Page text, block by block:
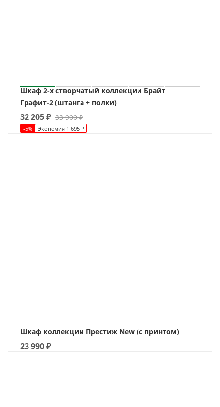
Шкаф 2-х створчатый коллекции Брайт
Графит-2 (штанга + полки)
32 205₽ 33 900₽
-5% Экономия 1 695 ₽
Шкаф коллекции Престиж New (с принтом)
23 990₽